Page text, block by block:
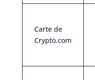
Carte de
Crypto.com